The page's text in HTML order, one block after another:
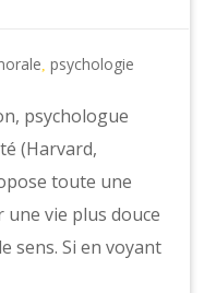
,psychologie
psychologue
(Harvard,
toute une
vie plus douce
sens. Si en voyant